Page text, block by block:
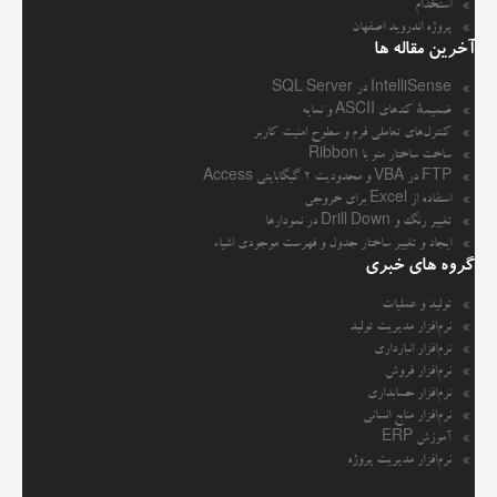
استخدام
پروژه اندروید اصفهان
آخرین مقاله ها
IntelliSense در SQL Server
ضمیمهٔ کدهای ASCII و نمایه
کنترل‌های تعاملی فرم و سطوح امنیت کاربر
ساخت ساختار منو با Ribbon
FTP در VBA و محدودیت ۲ گیگابایتی Access
استفاده از Excel برای خروجی
تغییر رنگ و Drill Down در نمودارها
ایجاد و تغییر ساختار جدول و فهرست موجودی اشیاء
گروه های خبری
تولید و عملیات
نرم‌افزار مدیریت تولید
نرم‌افزار انبارداری
نرم‌افزار فروش
نرم‌افزار حسابداری
نرم‌افزار منابع انسانی
آموزش ERP
نرم‌افزار مدیریت پروژه